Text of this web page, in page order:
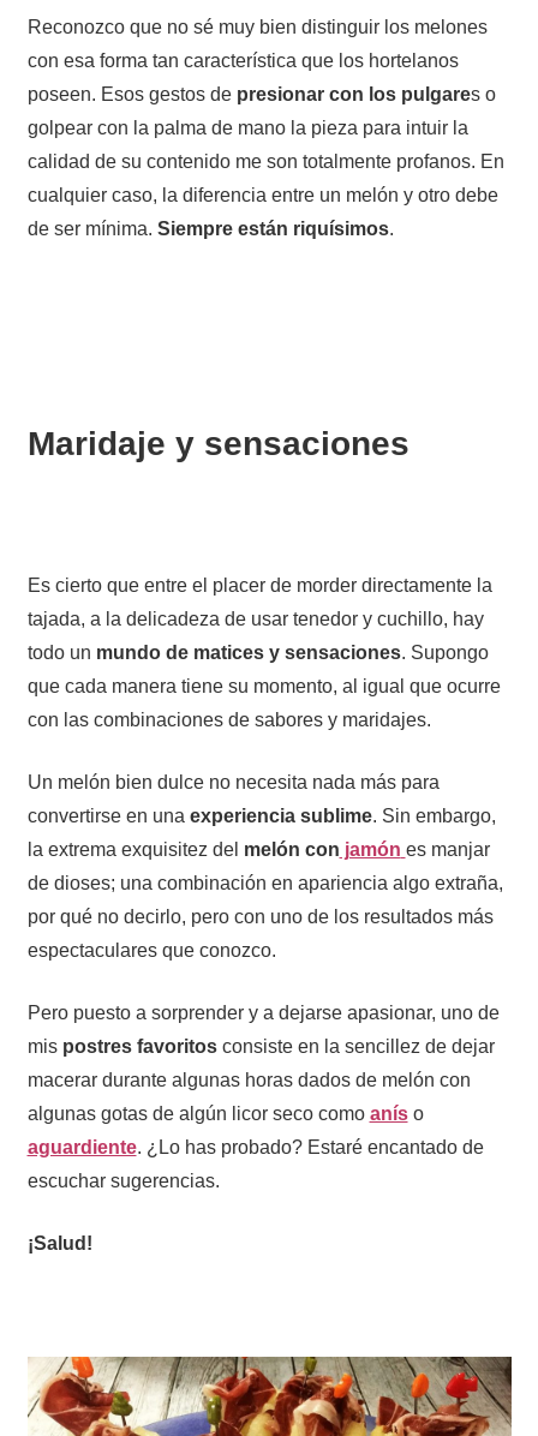
Reconozco que no sé muy bien distinguir los melones
con esa forma tan característica que los hortelanos
poseen. Esos gestos de presionar con los pulgares o
golpear con la palma de mano la pieza para intuir la
calidad de su contenido me son totalmente profanos. En
cualquier caso, la diferencia entre un melón y otro debe
de ser mínima. Siempre están riquísimos.
Maridaje y sensaciones
Es cierto que entre el placer de morder directamente la
tajada, a la delicadeza de usar tenedor y cuchillo, hay
todo un mundo de matices y sensaciones. Supongo
que cada manera tiene su momento, al igual que ocurre
con las combinaciones de sabores y maridajes.
Un melón bien dulce no necesita nada más para
convertirse en una experiencia sublime. Sin embargo,
la extrema exquisitez del melón con jamón es manjar
de dioses; una combinación en apariencia algo extraña,
por qué no decirlo, pero con uno de los resultados más
espectaculares que conozco.
Pero puesto a sorprender y a dejarse apasionar, uno de
mis postres favoritosconsiste en la sencillez de dejar
macerar durante algunas horas dados de melón con
algunas gotas de algún licor seco como aníso
aguardiente. ¿Lo has probado? Estaré encantado de
escuchar sugerencias.
¡Salud!